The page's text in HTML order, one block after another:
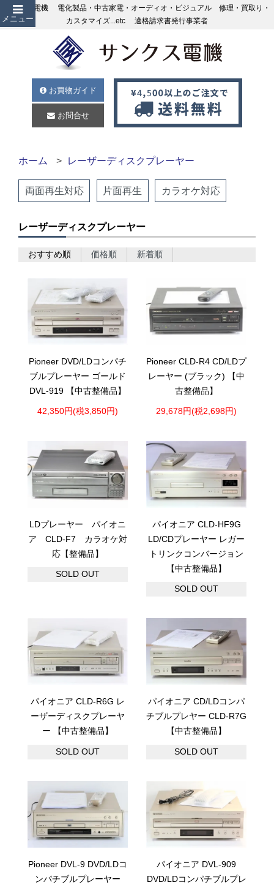
メニュー
サンクス電機 電化製品・中古家電・オーディオ・ビジュアル 修理・買取り・
カスタマイズ...etc 適格請求書発行事業者
お買物ガイド
お問合せ
ホーム レーザーディスクプレーヤー
両面再生対応 片面再生 カラオケ対応
レーザーディスクプレーヤー
おすすめ順 価格順 新着順
Pioneer DVD/LDコンパチ
ブルプレーヤー ゴールド
DVL-919 【中古整備品】
42,350円(税3,850円)
Pioneer CLD-R4 CD/LDプ
レーヤー (ブラック) 【中
古整備品】
29,678円(税2,698円)
LDプレーヤー パイオニ
ア CLD-F7 カラオケ対
応【整備品】
SOLD OUT
パイオニア CLD-HF9G
LD/CDプレーヤー レガー
トリンクコンバージョン
【中古整備品】
SOLD OUT
パイオニア CLD-R6G レ
ーザーディスクプレーヤ
ー 【中古整備品】
SOLD OUT
パイオニア CD/LDコンパ
チブルプレヤー CLD-R7G
【中古整備品】
SOLD OUT
Pioneer DVL-9 DVD/LDコ
ンパチブルプレーヤー
パイオニア DVL-909
DVD/LDコンパチブルプレ